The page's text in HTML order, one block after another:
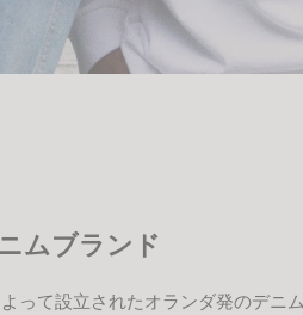
ムブランド
って設立されたオランダ発のデニム